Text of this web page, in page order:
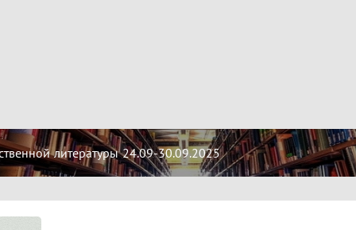
литературы 24.09-30.09.2025